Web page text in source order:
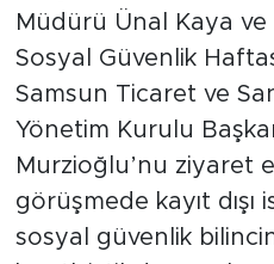
Müdürü Ünal Kaya
Sosyal Güvenlik
Samsun Ticaret ve
Yönetim Kurulu
Murzioğlu’nu ziyaret
görüşmede kayıt
sosyal güvenlik